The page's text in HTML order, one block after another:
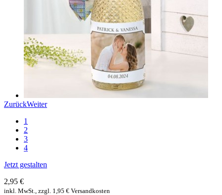
ZurückWeiter
1
2
3
4
Jetzt gestalten
2,95 €
inkl. MwSt., zzgl. 1,95 € Versandkosten